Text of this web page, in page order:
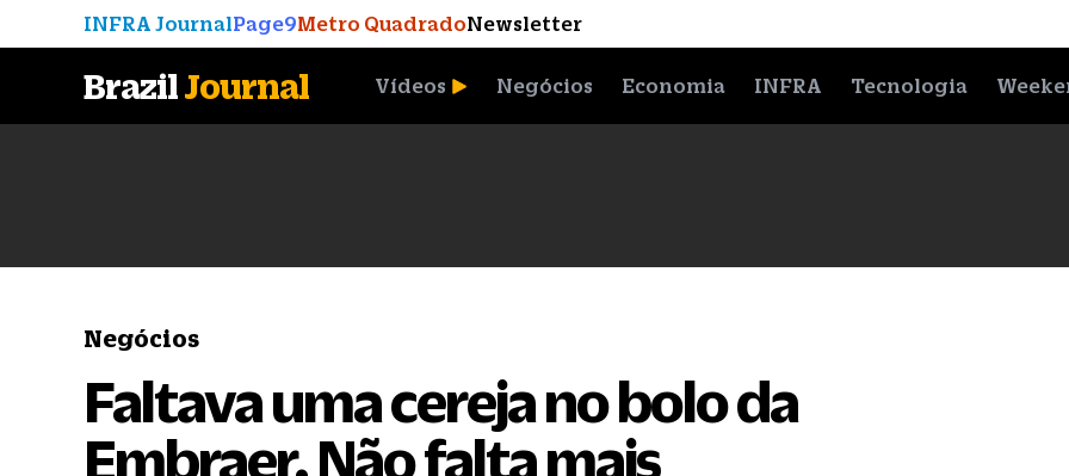
INFRA JournalPage9Metro QuadradoNewsletter
BrazilJournal Vídeos Negócios Economia INFRA Tecnologia
Negócios
Faltava uma cereja no bolo da
Embraer. Não falta mais